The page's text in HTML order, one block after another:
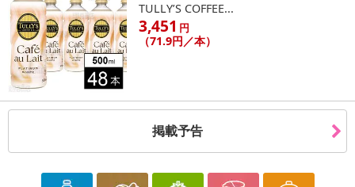
TULLY’S COFFEE...
3,451 円
（71.9円／本）
掲載予告